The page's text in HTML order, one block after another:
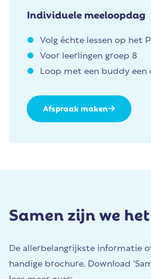
Individuele meeloopdag
Volg échte lessen op het
Voor leerlingen groep 8
Loop met een buddy een
Afspraak maken
Samen zijn we
De allerbelangrijkste informatie
handige brochure. Download